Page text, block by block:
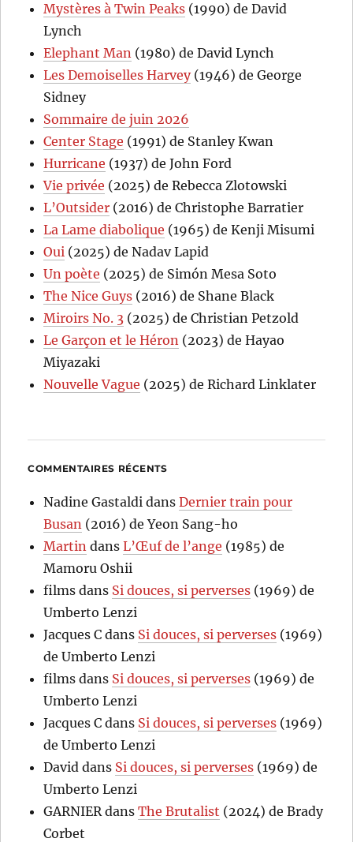
Mystères à Twin Peaks (1990) de David
Lynch
Elephant Man (1980) de David Lynch
Les Demoiselles Harvey(1946) de George
Sidney
Sommaire de juin 2026
Center Stage (1991) de Stanley Kwan
Hurricane (1937) de John Ford
Vie privée (2025) de Rebecca Zlotowski
L’Outsider (2016) de Christophe Barratier
La Lame diabolique (1965) de Kenji Misumi
Oui (2025) de Nadav Lapid
Un poète (2025) de Simón Mesa Soto
The Nice Guys (2016) de Shane Black
Miroirs No. 3 (2025) de Christian Petzold
Le Garçon et le Héron (2023) de Hayao
Miyazaki
Nouvelle Vague (2025) de Richard Linklater
COMMENTAIRES RÉCENTS
Nadine Gastaldi dansDernier train pour
Busan (2016) de Yeon Sang-ho
Martin dansL’Œuf de l’ange (1985) de
Mamoru Oshii
films dans Si douces, si perverses (1969) de
Umberto Lenzi
Jacques C dans Si douces, si perverses (1969)
de Umberto Lenzi
films dans Si douces, si perverses (1969) de
Umberto Lenzi
Jacques C dans Si douces, si perverses (1969)
de Umberto Lenzi
David dans Si douces, si perverses (1969) de
Umberto Lenzi
GARNIER dansThe Brutalist (2024) de Brady
Corbet